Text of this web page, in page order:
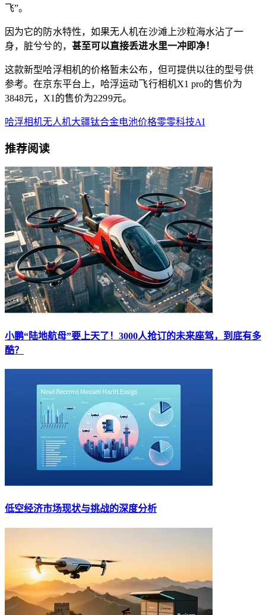
飞”。
因为它的防水特性，如果无人机在沙滩上沙粒海水沾了一
身，脏兮兮的， 甚至可以直接丢进水里一冲即净！
这款新型哈浮相机的价格暂未公布，但可提供以往的型号供
参考。在京东平台上，哈浮运动飞行相机X1 pro的售价为
3848元，X1的售价为2299元。
哈浮相机无人机大疆钛合金电池价格零零科技AI
推荐阅读
小鹏“陆地航母”要上天了！3000人抢订的未来座驾，到底有多
酷？
低空经济市场现状与挑战的深度分析